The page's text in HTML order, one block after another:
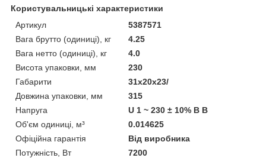
Користувальницькі характеристики
Артикул
5387571
Вага брутто (одиниці), кг
4.25
Вага нетто (одиниці), кг
4.0
Висота упаковки, мм
230
Габарити
31x20x23/
Довжина упаковки, мм
315
Напруга
U 1 ~ 230 ± 10% В В
Об'єм одиниці, м³
0.014625
Офіційна гарантія
Від виробника
Потужність, Вт
7200